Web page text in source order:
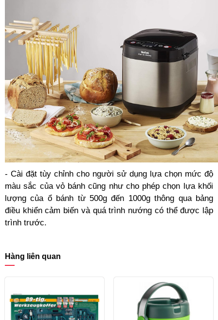
- Cài đặt tùy chỉnh cho người sử dụng lựa chọn mức độ
màu sắc của vỏ bánh cũng như cho phép chọn lựa khối
lượng của ổ bánh từ 500g đến 1000g thông qua bảng
điều khiển cảm biến và quá trình nướng có thể được lập
trình trước.
Hàng liên quan